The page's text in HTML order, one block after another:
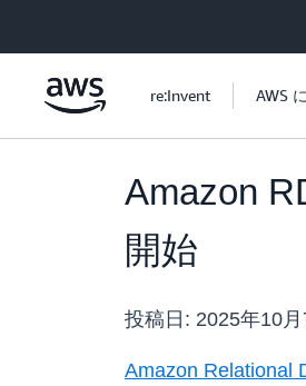
re:Invent AWS
Amazon
開始
投稿日: 2025年10月
Amazon Relational